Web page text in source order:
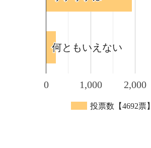
投票数【4692票】
0 1,000 2,000
何ともいえない
何ともいえない